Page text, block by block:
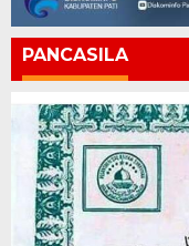
PANCASILA